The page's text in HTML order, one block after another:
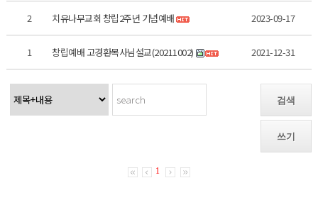
2 치유나무교회 창립2주년 기념예배 2023-09-17
1 창립예배 고경환목사님설교(20211002) 2021-12-31
검색
쓰기
1